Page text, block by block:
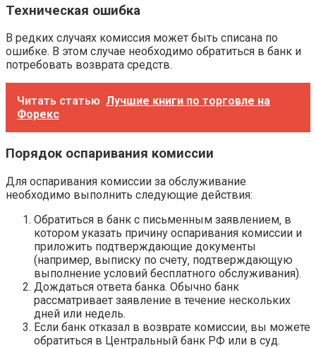
Техническая ошибка
В редких случаях комиссия может быть списана по
ошибке. В этом случае необходимо обратиться в банк и
потребовать возврата средств.
Читать статью Лучшие книги по торговле на
Форекс
Порядок оспаривания комиссии
Для оспаривания комиссии за обслуживание
необходимо выполнить следующие действия:
Обратиться в банк с письменным заявлением‚ в
котором указать причину оспаривания комиссии и
приложить подтверждающие документы
(например‚ выписку по счету‚ подтверждающую
выполнение условий бесплатного обслуживания).
Дождаться ответа банка. Обычно банк
рассматривает заявление в течение нескольких
дней или недель.
Если банк отказал в возврате комиссии‚ вы можете
обратиться в Центральный банк РФ или в суд.